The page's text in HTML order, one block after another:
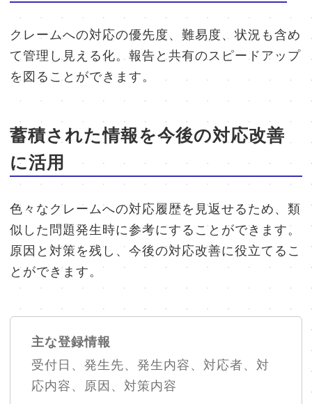
クレームへの対応の優先度、難易度、状況も含め
て管理し見える化。報告と共有のスピードアップ
を図ることができます。
蓄積された情報を今後の対応改善
に活用
色々なクレームへの対応履歴を見返せるため、類
似した問題発生時に参考にすることができます。
原因と対策を残し、今後の対応改善に役立てるこ
とができます。
主な登録情報
受付日、発生先、発生内容、対応者、対
応内容、原因、対策内容